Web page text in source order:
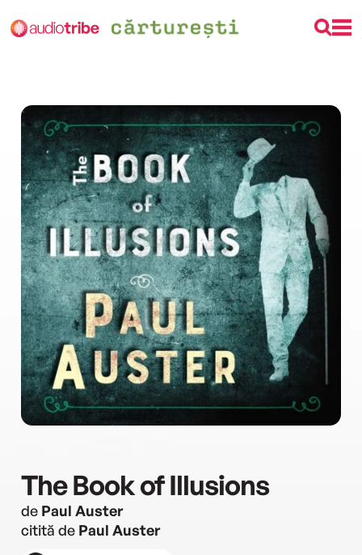
The Book of Illusions
de Paul Auster
citită de Paul Auster